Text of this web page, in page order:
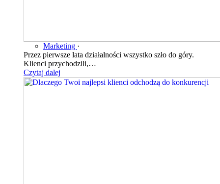
Marketing ·
Przez pierwsze lata działalności wszystko szło do góry.
Klienci przychodzili,…
Czytaj dalej